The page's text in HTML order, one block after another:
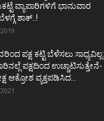
ವ್ಯಾಪಾರಿಗಳಿಗೆ ಭಾನುವಾರ
ಶಾಕ್..!
ಪಕ್ಷ ಕಟ್ಟಿ ಬೆಳೆಸಲು ಸಾಧ್ಯವಿಲ್ಲ:
ಪಕ್ಷದಿಂದ ಉಚ್ಚಾಟಿಸುತ್ತೇನೆ-
ಆಕ್ರೋಶ ವ್ಯಕ್ತಪಡಿಸಿದ...